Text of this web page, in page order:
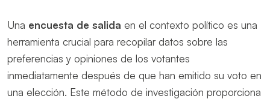
Una encuesta de salida en el contexto político es una
herramienta crucial para recopilar datos sobre las
preferencias y opiniones de los votantes
inmediatamente después de que han emitido su voto en
una elección. Este método de investigación proporciona